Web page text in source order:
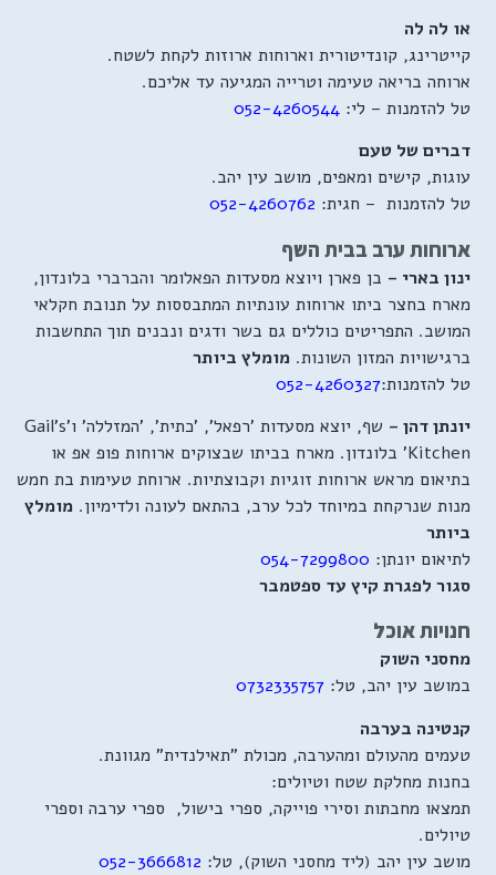
או לה לה
קייטרינג, קונדיטורית וארוחות ארוזות לקחת לשטח.
ארוחה בריאה טעימה וטרייה המגיעה עד אליכם.
טל להזמנות – לי: 052-4260544
דברים של טעם
עוגות, קישים ומאפים, מושב עין יהב.
טל להזמנות – חגית: 052-4260762
ארוחות ערב בבית השף
ינון בארי – בן פארן ויוצא מסעדות הפאלומר והברברי בלונדון,
מארח בחצר ביתו ארוחות עונתיות המתבססות על תנובת חקלאי
המושב. התפריטים כוללים גם בשר ודגים ונבנים תוך התחשבות
ברגישויות המזון השונות. מומלץ ביותר
טל להזמנות:052-4260327
יונתן דהן –
שף, יוצא מסעדות 'רפאל', 'כתית', 'המזללה' ו'Gail's
Kitchen' בלונדון. מארח בביתו שבצוקים ארוחות פופ אפ או
בתיאום מראש ארוחות זוגיות וקבוצתיות. ארוחת טעימות בת חמש
מנות שנרקחת במיוחד לכל ערב, בהתאם לעונה ולדימיון. מומלץ
ביותר
לתיאום יונתן: 054-7299800
סגור לפגרת קיץ עד ספטמבר
חנויות אוכל
מחסני השוק
במושב עין יהב, טל: 0732335757
קנטינה בערבה
טעמים מהעולם ומהערבה, מכולת "תאילנדית" מגוונת.
בחנות מחלקת שטח וטיולים:
תמצאו מחבתות וסירי פוייקה, ספרי בישול, ספרי ערבה וספרי
טיולים.
מושב עין יהב (ליד מחסני השוק), טל: 052-3666812